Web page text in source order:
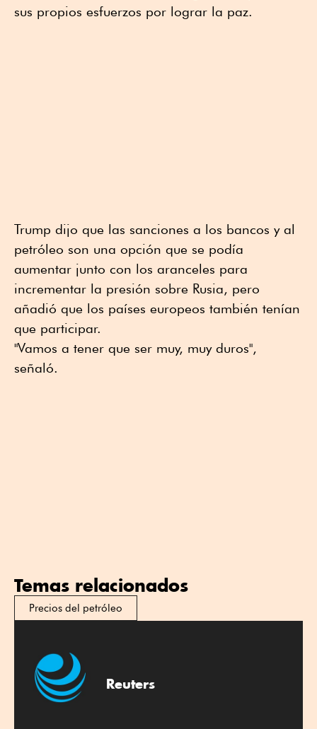
sus propios esfuerzos por lograr la paz.
Trump dijo que las sanciones a los bancos y al
petróleo son una opción que se podía
aumentar junto con los aranceles para
incrementar la presión sobre Rusia, pero
añadió que los países europeos también tenían
que participar.
"Vamos a tener que ser muy, muy duros",
señaló.
Temas relacionados
Precios del petróleo
Reuters